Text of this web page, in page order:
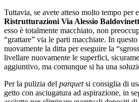
Tuttavia, se avete atteso molto tempo per
Ristrutturazioni Via Alessio
esso è totalmente macchiato, non
“grattare” via le parti macchiate. In
nuovamente la ditta per eseguire la
livellare nuovamente le superfici,
aggiuntivo, ma comunque si ha una
Per la pulizia del parquetsi consiglia di
getto con asciugatura ad aspirazione, in